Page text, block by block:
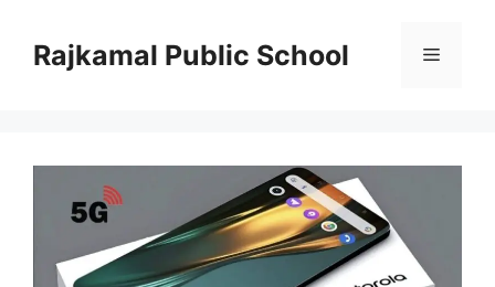
contentRajkamal Public School Menu